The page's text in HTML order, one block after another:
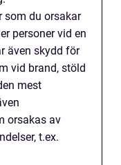
som du orsakar
personer vid en
även skydd för
vid brand, stöld
mest
orsakas av
t.ex.